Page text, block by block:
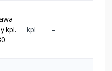
kpl.
kpl –